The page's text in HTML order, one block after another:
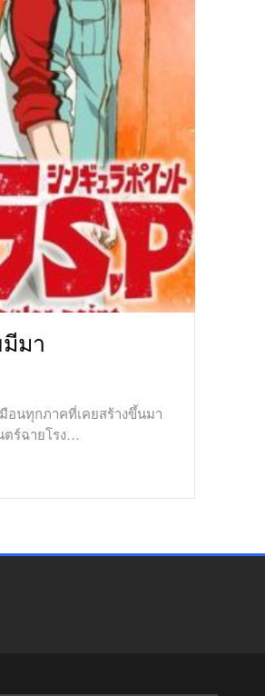
มา
อนทุกภาคที่เคยสร้างขึ้นมา
ตร์ฉายโรง…